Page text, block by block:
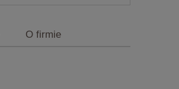
O firmie